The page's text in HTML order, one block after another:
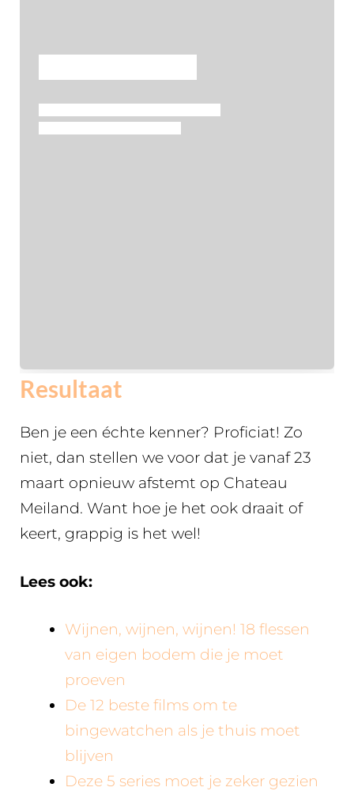
Resultaat
Ben je een échte kenner? Proficiat! Zo
niet, dan stellen we voor dat je vanaf 23
maart opnieuw afstemt op Chateau
Meiland. Want hoe je het ook draait of
keert, grappig is het wel!
Lees ook:
Wijnen, wijnen, wijnen! 18 flessen
van eigen bodem die je moet
proeven
De 12 beste films om te
bingewatchen als je thuis moet
blijven
Deze 5 series moet je zeker gezien